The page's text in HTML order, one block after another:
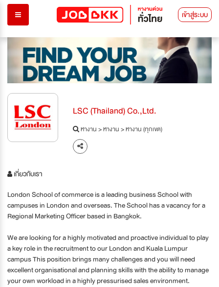
เข้าสู่ระบบ
LSC (Thailand) Co.,Ltd.
หางาน>หางาน>หางาน (ทุกเขต)
เกี่ยวกับเรา
London School of commerce is a leading business School with
campuses in London and overseas. The School has a vacancy for a
Regional Marketing Officer based in Bangkok.
We are looking for a highly motivated and proactive individual to play
a key role in the recruitment to our London and Kuala Lumpur
campus This position brings many challenges and you will need
excellent organisational and planning skills with the ability to manage
your own workload in a highly pressurised sales environment.